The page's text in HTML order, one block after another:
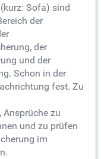
Sofa) sind
der
der
und der
Schon in der
fest. Zu
Ansprüche zu
und zu prüfen
im